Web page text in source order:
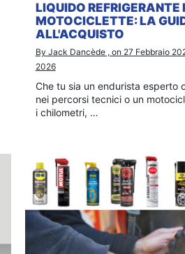
LIQUIDO REFRIGERANTE
MOTOCICLETTE: LA
ALL'ACQUISTO
By Jack Dancède , on 27 Febbraio
2026
Che tu sia un endurista esperto
nei percorsi tecnici o un
i chilometri, …